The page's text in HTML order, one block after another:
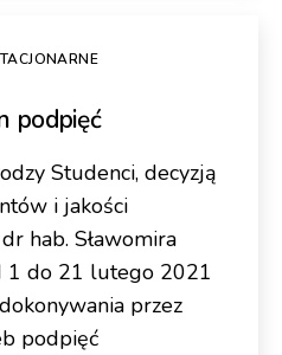
podpięć
Studenci, decyzją
i jakości
hab. Sławomira
1 do 21 lutego 2021
przez
podpięć